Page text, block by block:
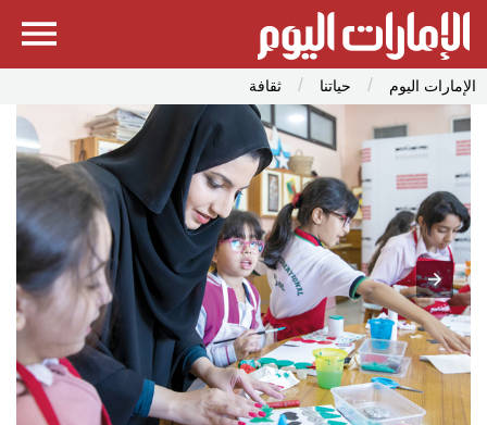
الإمارات اليوم حياتنا ثقافة